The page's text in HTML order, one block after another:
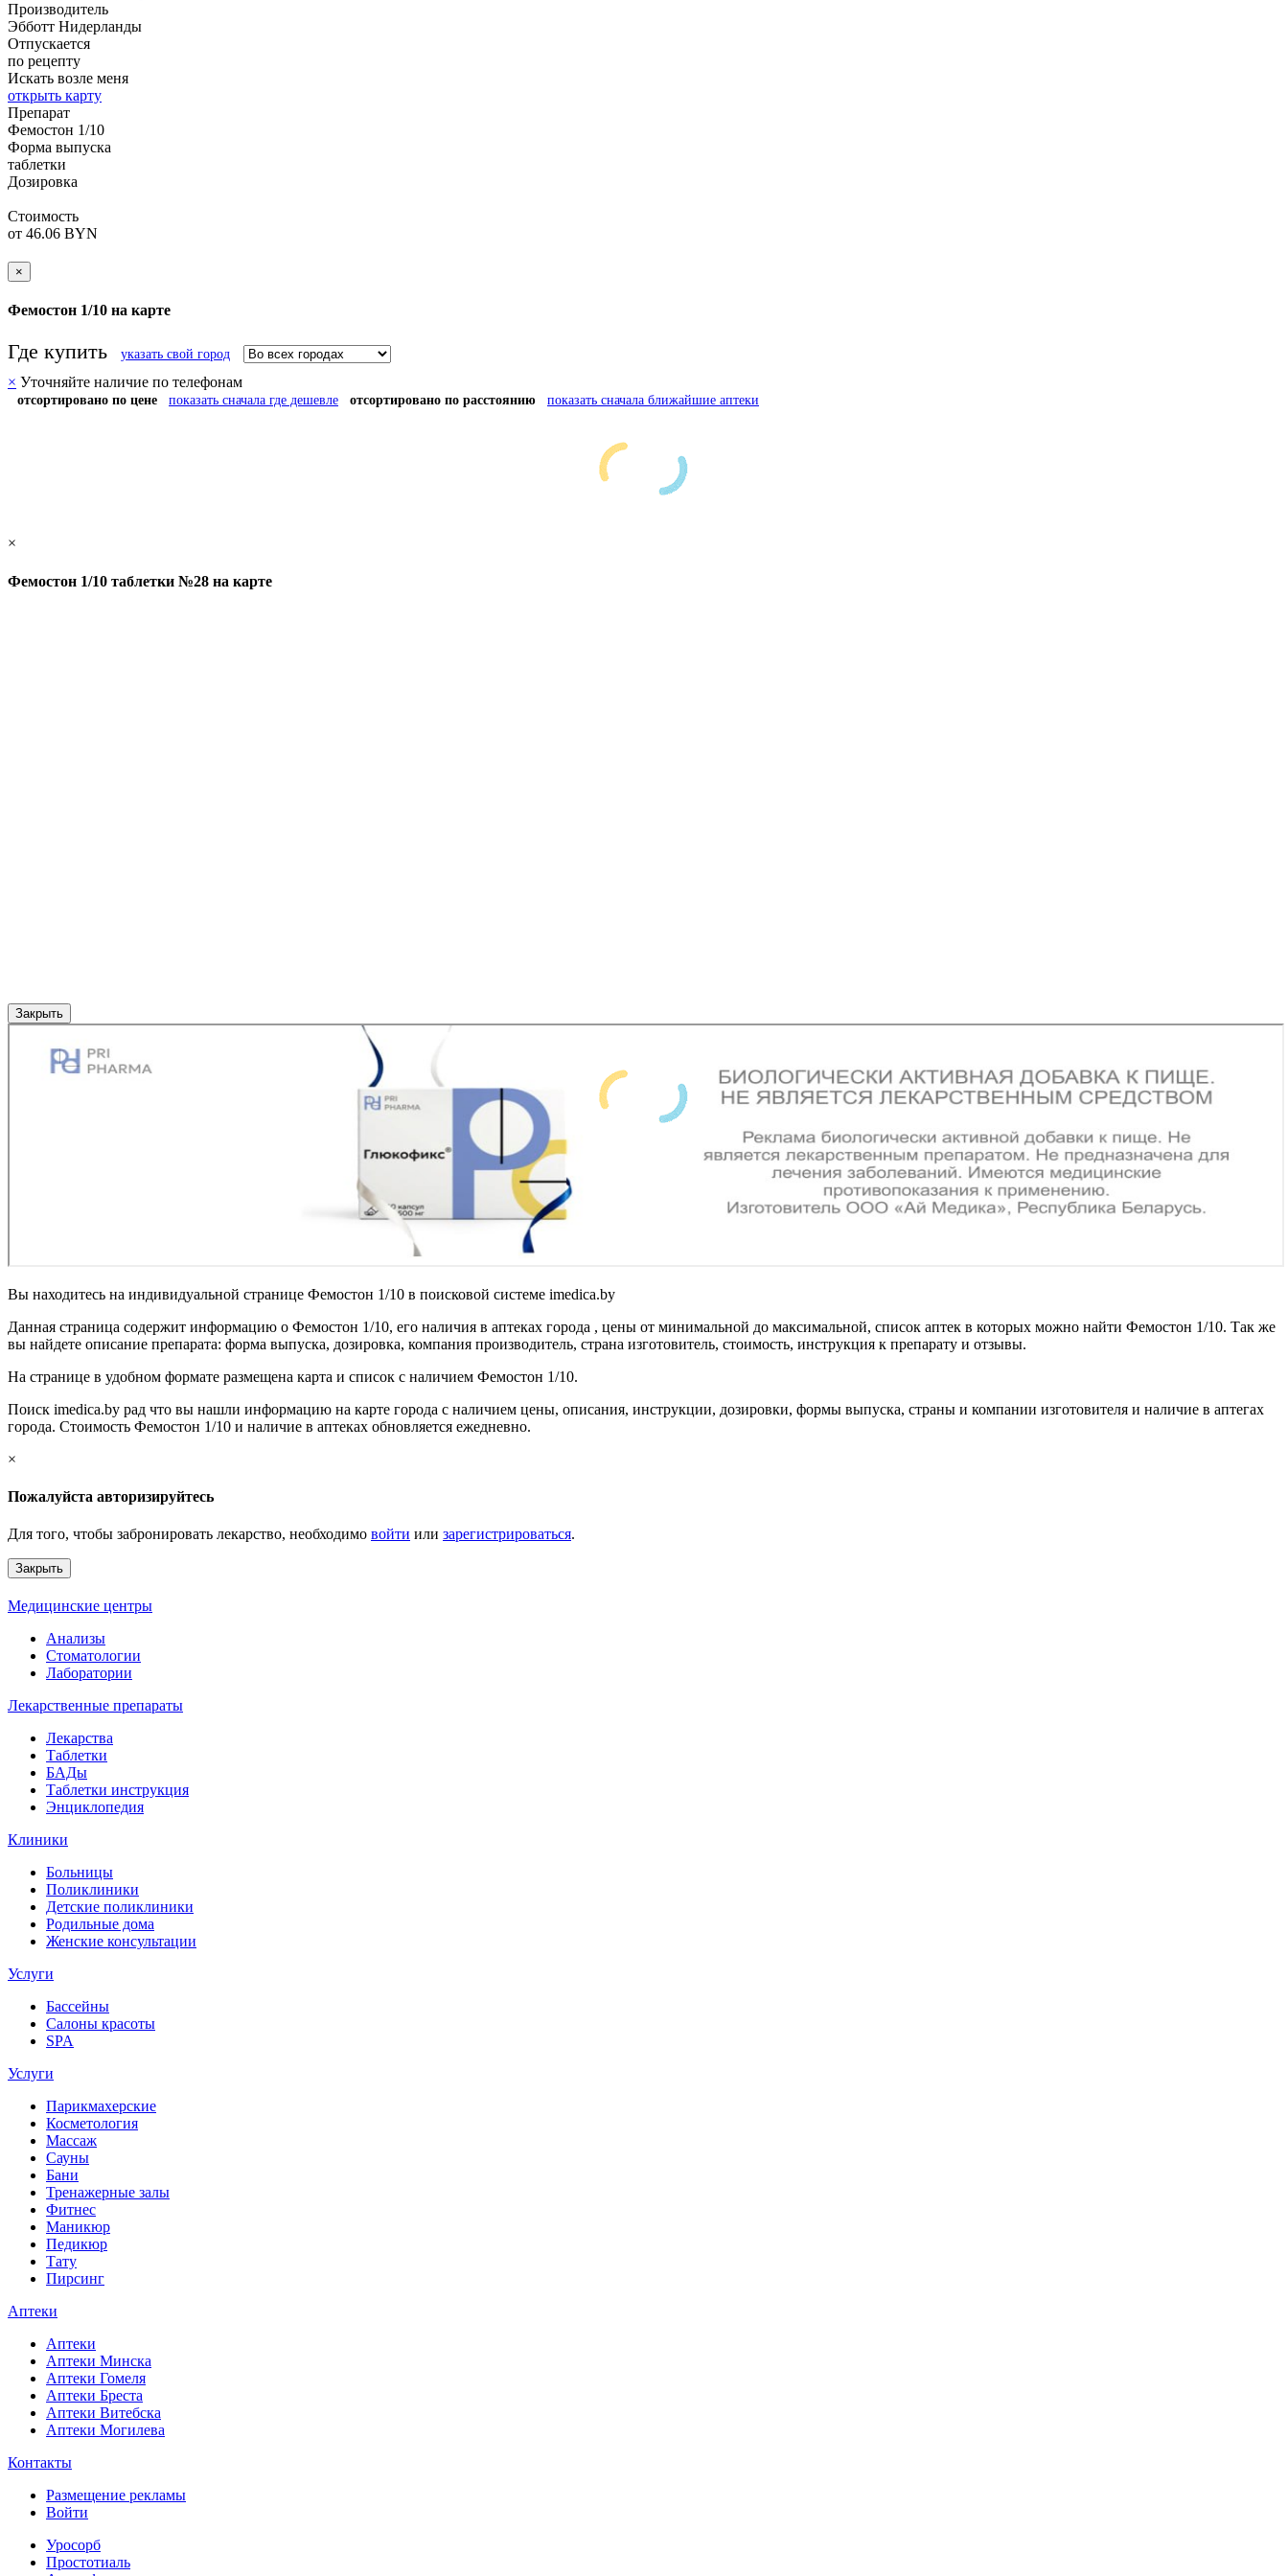
Производитель
Эбботт Нидерланды
Отпускается
по рецепту
Искать возле меня
открыть карту
Препарат
Фемостон 1/10
Форма выпуска
таблетки
Дозировка
Стоимость
от 46.06 BYN
×
Фемостон 1/10 на карте
Где купить указать свой город
× Уточняйте наличие по телефонам
отсортировано по цене показать сначала где дешевле отсортировано по расстоянию показать сначала ближайшие аптеки
×
Фемостон 1/10 таблетки №28 на карте
Закрыть
Вы находитесь на индивидуальной странице Фемостон 1/10 в поисковой системе imedica.by
Данная страница содержит информацию о Фемостон 1/10, его наличия в аптеках города , цены от минимальной до максимальной, список аптек в которых можно найти Фемостон 1/10. Так же
вы найдете описание препарата: форма выпуска, дозировка, компания производитель, страна изготовитель, стоимость, инструкция к препарату и отзывы.
На странице в удобном формате размещена карта и список с наличием Фемостон 1/10.
Поиск imedica.by рад что вы нашли информацию на карте города с наличием цены, описания, инструкции, дозировки, формы выпуска, страны и компании изготовителя и наличие в аптегах
города. Стоимость Фемостон 1/10 и наличие в аптеках обновляется ежедневно.
×
Пожалуйста авторизируйтесь
Для того, чтобы забронировать лекарство, необходимо войти или зарегистрироваться.
Закрыть
Медицинские центры
Анализы
Стоматологии
Лаборатории
Лекарственные препараты
Лекарства
Таблетки
БАДы
Таблетки инструкция
Энциклопедия
Клиники
Больницы
Поликлиники
Детские поликлиники
Родильные дома
Женские консультации
Услуги
Бассейны
Салоны красоты
SPA
Услуги
Парикмахерские
Косметология
Массаж
Сауны
Бани
Тренажерные залы
Фитнес
Маникюр
Педикюр
Тату
Пирсинг
Аптеки
Аптеки
Аптеки Минска
Аптеки Гомеля
Аптеки Бреста
Аптеки Витебска
Аптеки Могилева
Контакты
Размещение рекламы
Войти
Уросорб
Простотиаль